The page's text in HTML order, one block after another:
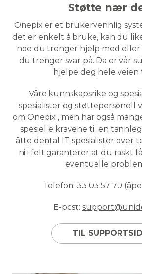
Støtte nær
Onepix er et brukervennlig
det er enkelt å bruke, kan du
noe du trenger hjelp med eller
du trenger svar på. Da er vår
hjelpe deg hele veien
Våre kunnskapsrike og
spesialister og støttepersonell
om Onepix , men har også
spesielle kravene til en
åtte dental IT-spesialister over
ni i felt garanterer at du raskt
eventuelle
Telefon: 33 03 57 70
E-post:
TIL